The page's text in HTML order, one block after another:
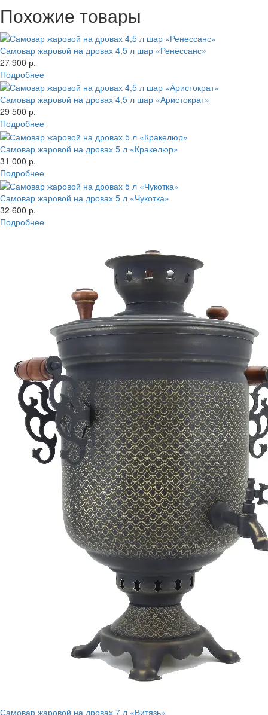
Похожие товары
Самовар жаровой на дровах 4,5 л шар «Ренессанс»
27 900 р.
Подробнее
Самовар жаровой на дровах 4,5 л шар «Аристократ»
29 500 р.
Подробнее
Самовар жаровой на дровах 5 л «Кракелюр»
31 000 р.
Подробнее
Самовар жаровой на дровах 5 л «Чукотка»
32 600 р.
Подробнее
Самовар жаровой на дровах 7 л «Витязь»